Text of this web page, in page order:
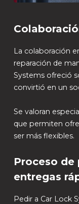
La colaboración
reparación de
Systems ofreció
convirtió en un
Se valoran
que permiten
ser más flexibles.
Proceso
entregas
Pedir a Car Lock